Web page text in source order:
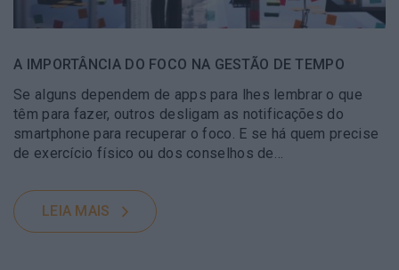
A IMPORTÂNCIA DO FOCO NA GESTÃO DE TEMPO
Se alguns dependem de apps para lhes lembrar o que
têm para fazer, outros desligam as notificações do
smartphone para recuperar o foco. E se há quem precise
de exercício físico ou dos conselhos de…
LEIA MAIS